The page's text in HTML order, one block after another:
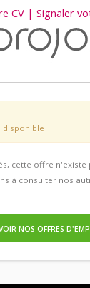
CV | Signaler
disponible
cette offre n'existe
à consulter nos
NOS OFFRES